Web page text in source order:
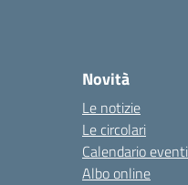
Novità
Le notizie
Le circolari
Calendario eventi
Albo online